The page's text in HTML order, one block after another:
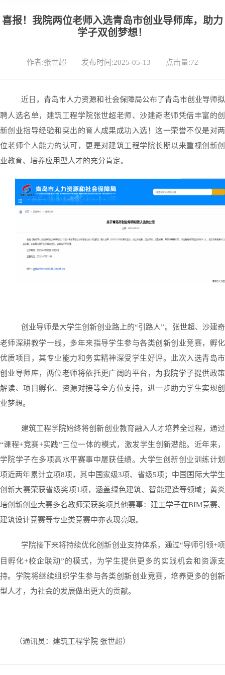
喜报！我院两位老师入选青岛市创业导师库，助力
学子双创梦想！
作者:张世超 发布时间:2025-05-13 点击量:72
近日，青岛市人力资源和社会保障局公布了青岛市创业导师拟
聘人选名单，建筑工程学院张世超老师、沙建奇老师凭借丰富的创
新创业指导经验和突出的育人成果成功入选！这一荣誉不仅是对两
位老师个人能力的认可，更是对建筑工程学院长期以来重视创新创
业教育、培养应用型人才的充分肯定。
创业导师是大学生创新创业路上的“引路人”。张世超、沙建奇
老师深耕教学一线，多年来指导学生参与各类创新创业竞赛，孵化
优质项目，其专业能力和务实精神深受学生好评。此次入选青岛市
创业导师库，两位老师将依托更广阔的平台，为我院学子提供政策
解读、项目孵化、资源对接等全方位支持，进一步助力学生实现创
业梦想。
建筑工程学院始终将创新创业教育融入人才培养全过程，通过
“课程+竞赛+实践”三位一体的模式，激发学生创新潜能。近年来，
学院学子在多项高水平赛事中屡获佳绩。大学生创新创业训练计划
项近两年累计立项8项，其中国家级3项、省级5项；中国国际大学生
创新大赛荣获省级奖项1项，涵盖绿色建筑、智能建造等领域；黄炎
培创新创业大赛多名教师荣获奖项其他赛事：建工学子在BIM竞赛、
建筑设计竞赛等专业类竞赛中亦表现亮眼。
学院接下来将持续优化创新创业支持体系，通过“导师引领+项
目孵化+校企联动”的模式，为学生提供更多的实践机会和资源支
持。学院将继续组织学生参与各类创新创业竞赛，培养更多的创新
型人才，为社会的发展做出更大的贡献。
（通讯员：建筑工程学院 张世超）